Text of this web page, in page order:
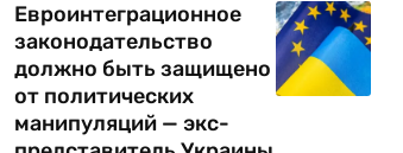
Евроинтеграционное
законодательство
должно быть защищено
от политических
манипуляций — экс-